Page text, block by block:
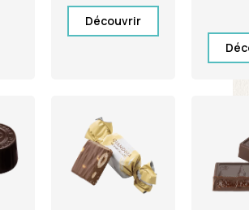
Découvrir